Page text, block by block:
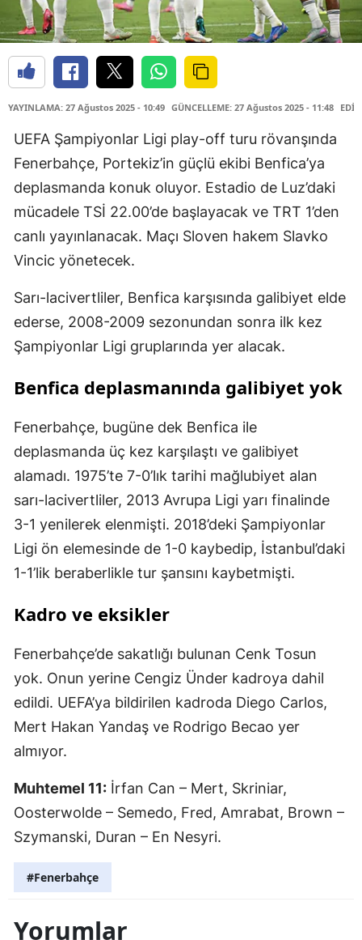
YAYINLAMA: 27 Ağustos 2025 - 10:49 GÜNCELLEME: 27 Ağustos 2025 - 11:48
UEFA Şampiyonlar Ligi play-off turu rövanşında
Fenerbahçe, Portekiz’in güçlü ekibi Benfica’ya
deplasmanda konuk oluyor. Estadio de Luz’daki
mücadele TSİ 22.00’de başlayacak ve TRT 1’den
canlı yayınlanacak. Maçı Sloven hakem Slavko
Vincic yönetecek.
Sarı-lacivertliler, Benfica karşısında galibiyet elde
ederse, 2008-2009 sezonundan sonra ilk kez
Şampiyonlar Ligi gruplarında yer alacak.
Benfica deplasmanında galibiyet yok
Fenerbahçe, bugüne dek Benfica ile
deplasmanda üç kez karşılaştı ve galibiyet
alamadı. 1975’te 7-0’lık tarihi mağlubiyet alan
sarı-lacivertliler, 2013 Avrupa Ligi yarı finalinde
3-1 yenilerek elenmişti. 2018’deki Şampiyonlar
Ligi ön elemesinde de 1-0 kaybedip, İstanbul’daki
1-1’lik beraberlikle tur şansını kaybetmişti.
Kadro ve eksikler
Fenerbahçe’de sakatlığı bulunan Cenk Tosun
yok. Onun yerine Cengiz Ünder kadroya dahil
edildi. UEFA’ya bildirilen kadroda Diego Carlos,
Mert Hakan Yandaş ve Rodrigo Becao yer
almıyor.
Muhtemel 11: İrfan Can – Mert, Skriniar,
Oosterwolde – Semedo, Fred, Amrabat, Brown –
Szymanski, Duran – En Nesyri.
#Fenerbahçe
Yorumlar